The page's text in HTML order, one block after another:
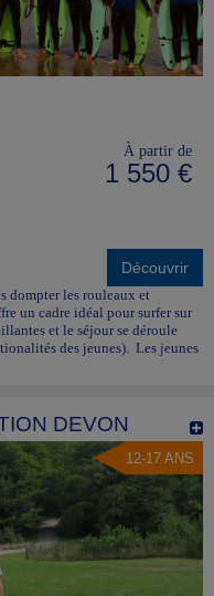
À partir de
1 550 €
Découvrir
dompter les rouleaux et
un cadre idéal pour surfer sur
et le séjour se déroule
des jeunes). Les jeunes
DEVON
12-17 ANS